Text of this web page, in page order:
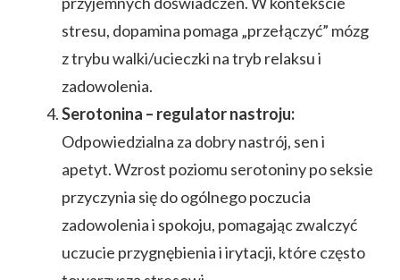
stresu, dopamina pomaga „przełączyć” mózg
z trybu walki/ucieczki na tryb relaksu i
zadowolenia.
Serotonina – regulator nastroju:
Odpowiedzialna za dobry nastrój, sen i
apetyt. Wzrost poziomu serotoniny po seksie
przyczynia się do ogólnego poczucia
zadowolenia i spokoju, pomagając zwalczyć
uczucie przygnębienia i irytacji, które często